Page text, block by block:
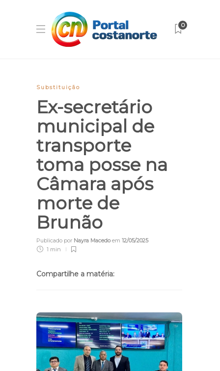
0
Substituição
Ex-secretário
municipal de
transporte
toma posse na
Câmara após
morte de
Brunão
Publicado por Nayra Macedoem 12/05/2025
1 min
Compartilhe a matéria: